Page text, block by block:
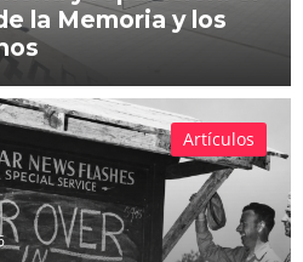
la Memoria y los
Artículos